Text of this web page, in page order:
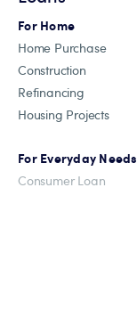
For Home
Home Purchase
Construction
Refinancing
Housing Projects
For Everyday Needs
Consumer Loan